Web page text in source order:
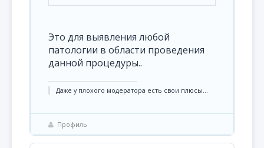
Это для выявления любой
патологии в области проведения
данной процедуры..
Даже у плохого модератора есть свои плюсы...
Профиль